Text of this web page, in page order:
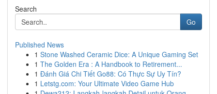
Search
Go
Published News
1 Stone Washed Ceramic Dice: A Unique Gaming Set
1 The Golden Era : A Handbook to Retirement...
1 Đánh Giá Chi Tiết Go88: Có Thực Sự Uy Tín?
1 Letstg.com: Your Ultimate Video Game Hub